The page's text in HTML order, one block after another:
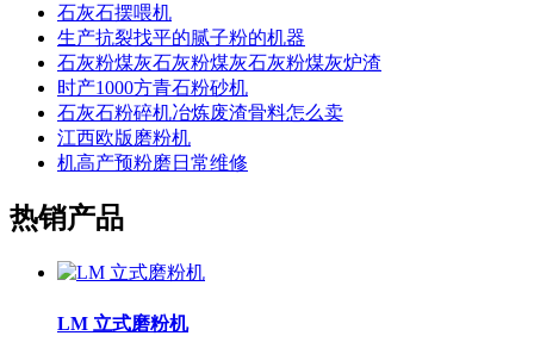
石灰石摆喂机
生产抗裂找平的腻子粉的机器
石灰粉煤灰石灰粉煤灰石灰粉煤灰炉渣
时产1000方青石粉砂机
石灰石粉碎机冶炼废渣骨料怎么卖
江西欧版磨粉机
机高产预粉磨日常维修
热销产品
LM 立式磨粉机